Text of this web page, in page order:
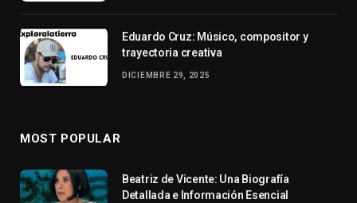
Eduardo Cruz: Músico, compositor y
trayectoria creativa
DICIEMBRE 29, 2025
MOST POPULAR
Beatriz de Vicente: Una Biografía
Detallada e Información Esencial